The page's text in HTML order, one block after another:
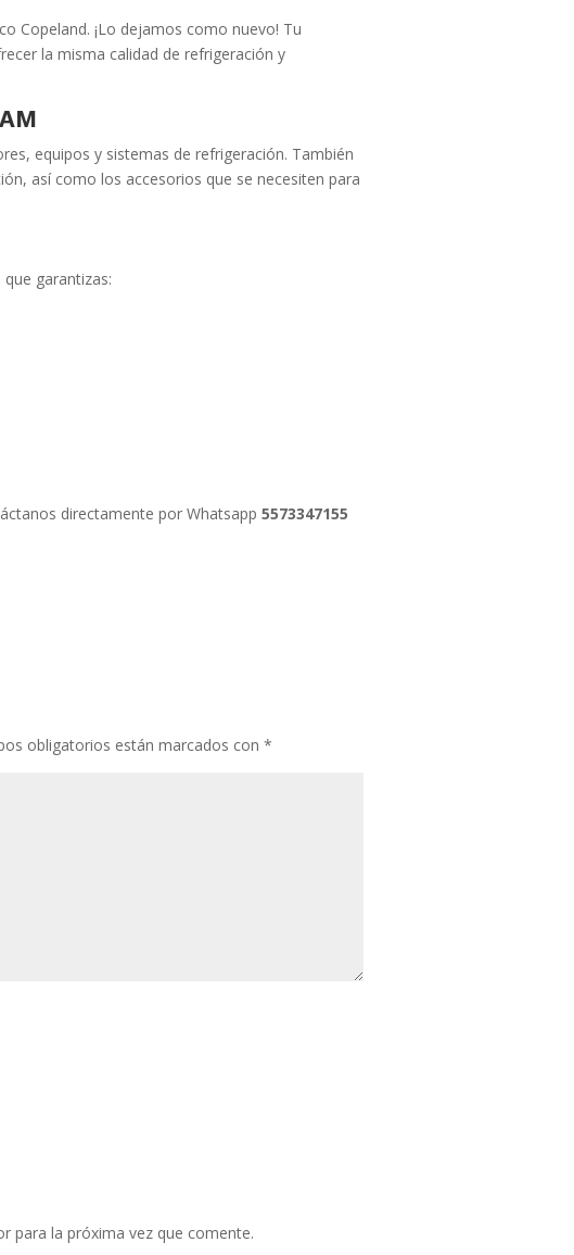
Copeland. ¡Lo dejamos como nuevo! Tu
la misma calidad de refrigeración y
equipos y sistemas de refrigeración. También
así como los accesorios que se necesiten para
garantizas:
directamente por Whatsapp5573347155
obligatorios están marcados con*
para la próxima vez que comente.